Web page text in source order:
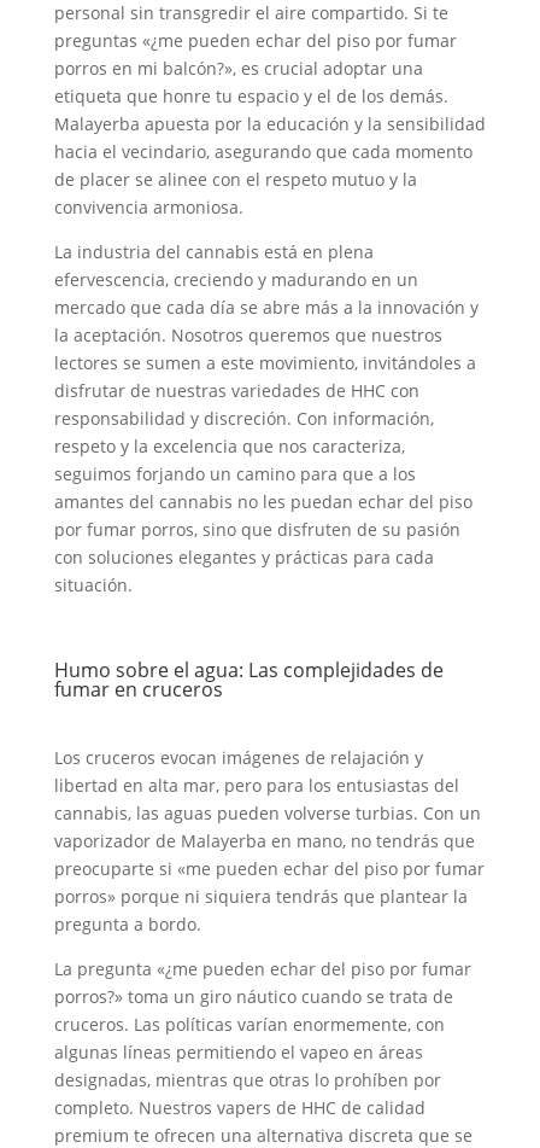
personal sin transgredir el aire compartido. Si te
preguntas «¿me pueden echar del piso por fumar
porros en mi balcón?», es crucial adoptar una
etiqueta que honre tu espacio y el de los demás.
Malayerba apuesta por la educación y la sensibilidad
hacia el vecindario, asegurando que cada momento
de placer se alinee con el respeto mutuo y la
convivencia armoniosa.
La industria del cannabis está en plena
efervescencia, creciendo y madurando en un
mercado que cada día se abre más a la innovación y
la aceptación. Nosotros queremos que nuestros
lectores se sumen a este movimiento, invitándoles a
disfrutar de nuestras variedades de HHC con
responsabilidad y discreción. Con información,
respeto y la excelencia que nos caracteriza,
seguimos forjando un camino para que a los
amantes del cannabis no les puedan echar del piso
por fumar porros, sino que disfruten de su pasión
con soluciones elegantes y prácticas para cada
situación.
Humo sobre el agua: Las complejidades de
fumar en cruceros
Los cruceros evocan imágenes de relajación y
libertad en alta mar, pero para los entusiastas del
cannabis, las aguas pueden volverse turbias. Con un
vaporizador de Malayerba en mano, no tendrás que
preocuparte si «me pueden echar del piso por fumar
porros» porque ni siquiera tendrás que plantear la
pregunta a bordo.
La pregunta «¿me pueden echar del piso por fumar
porros?» toma un giro náutico cuando se trata de
cruceros. Las políticas varían enormemente, con
algunas líneas permitiendo el vapeo en áreas
designadas, mientras que otras lo prohíben por
completo. Nuestros vapers de HHC de calidad
premium te ofrecen una alternativa discreta que se